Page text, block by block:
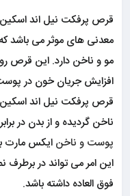
قرص پرفکت نیل اند
معدنی های موثر می باشد
مو و ناخن دارد. این قرص
افزایش جریان خون در
قرص پرفکت نیل اند
ناخن گردیده و از بدن در
پوست و ناخن ایکس مارت
این امر می تواند در
فوق العاده داشته باشد.